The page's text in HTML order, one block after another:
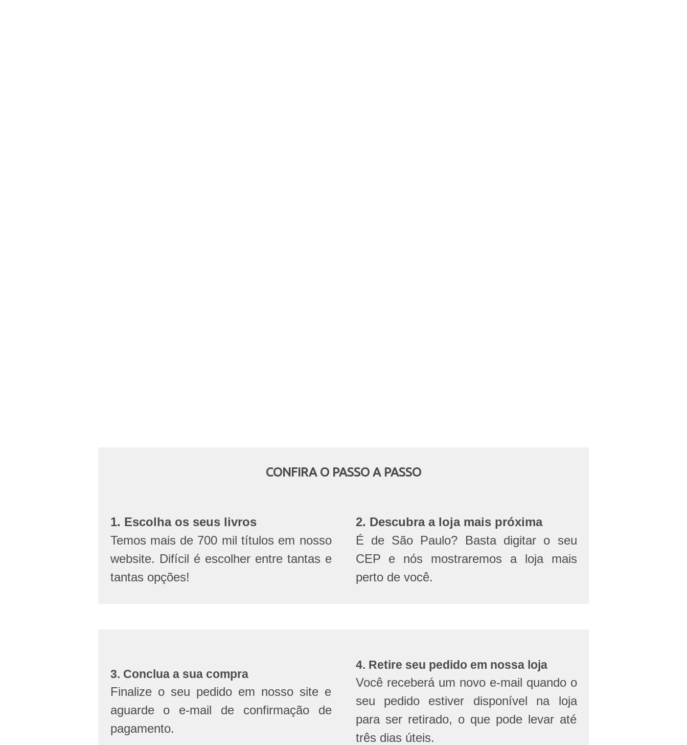
CONFIRA O PASSO A PASSO
1. Escolha os seus livros
Temos mais de 700 mil títulos em nosso
website. Difícil é escolher entre tantas e
tantas opções!
2. Descubra a loja mais próxima
É de São Paulo? Basta digitar o seu
CEP e nós mostraremos a loja mais
perto de você.
3. Conclua a sua compra
Finalize o seu pedido em nosso site e
aguarde o e-mail de confirmação de
pagamento.
4. Retire seu pedido em nossa loja
Você receberá um novo e-mail quando o
seu pedido estiver disponível na loja
para ser retirado, o que pode levar até
três dias úteis.